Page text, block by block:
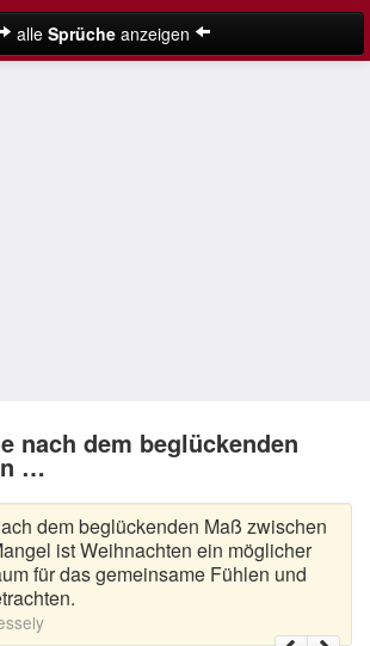
alle Sprücheanzeigen
für Karten
nach dem beglückenden
…
dem beglückenden Maß zwischen
ist Weihnachten ein möglicher
für das gemeinsame Fühlen und